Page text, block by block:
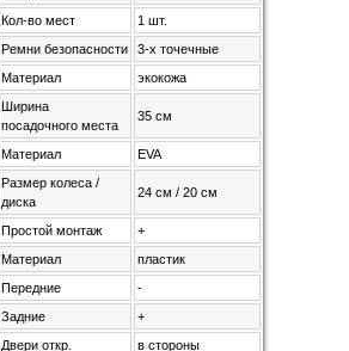
Кол-во мест
1 шт.
Ремни безопасности
3-х точечные
Материал
экокожа
Ширина
посадочного места
35 см
Материал
EVA
Размер колеса /
диска
24 см / 20 см
Простой монтаж
+
Материал
пластик
Передние
-
Задние
+
Двери откр. в стороны